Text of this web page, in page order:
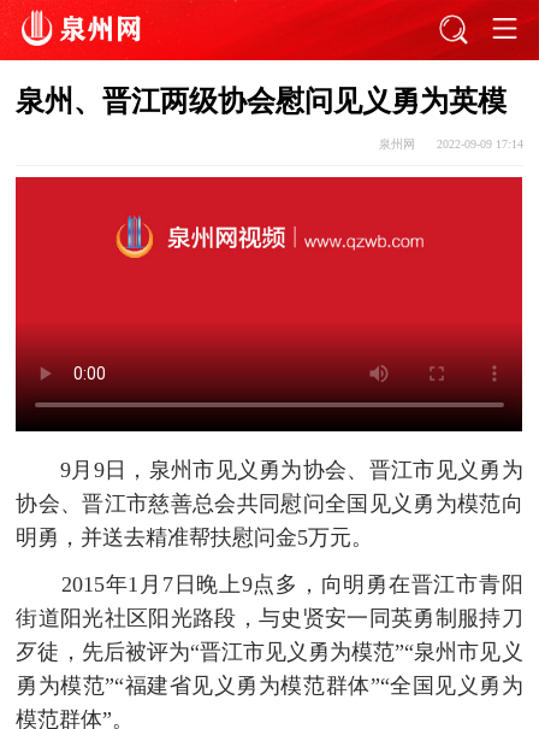
泉州、晋江两级协会慰问见义勇为英模
泉州网 2022-09-09 17:14
9月9日，泉州市见义勇为协会、晋江市见义勇为
协会、晋江市慈善总会共同慰问全国见义勇为模范向
明勇，并送去精准帮扶慰问金5万元。
2015年1月7日晚上9点多，向明勇在晋江市青阳
街道阳光社区阳光路段，与史贤安一同英勇制服持刀
歹徒，先后被评为“晋江市见义勇为模范”“泉州市见义
勇为模范”“福建省见义勇为模范群体”“全国见义勇为
模范群体”。